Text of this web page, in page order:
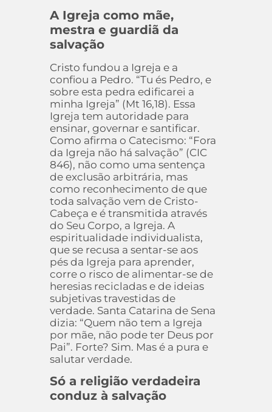
A Igreja como mãe,
mestra e guardiã da
salvação
Cristo fundou a Igreja e a
confiou a Pedro. “Tu és Pedro, e
sobre esta pedra edificarei a
minha Igreja” (Mt 16,18). Essa
Igreja tem autoridade para
ensinar, governar e santificar.
Como afirma o Catecismo: “Fora
da Igreja não há salvação” (CIC
846), não como uma sentença
de exclusão arbitrária, mas
como reconhecimento de que
toda salvação vem de Cristo-
Cabeça e é transmitida através
do Seu Corpo, a Igreja. A
espiritualidade individualista,
que se recusa a sentar-se aos
pés da Igreja para aprender,
corre o risco de alimentar-se de
heresias recicladas e de ideias
subjetivas travestidas de
verdade. Santa Catarina de Sena
dizia: “Quem não tem a Igreja
por mãe, não pode ter Deus por
Pai”. Forte? Sim. Mas é a pura e
salutar verdade.
Só a religião verdadeira
conduz à salvação